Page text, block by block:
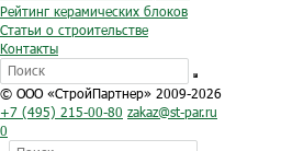
Рейтинг керамических блоков
Статьи о строительстве
Контакты
© ООО «СтройПартнер» 2009-2026
+7 (495) 215-00-80 zakaz@st-par.ru
0